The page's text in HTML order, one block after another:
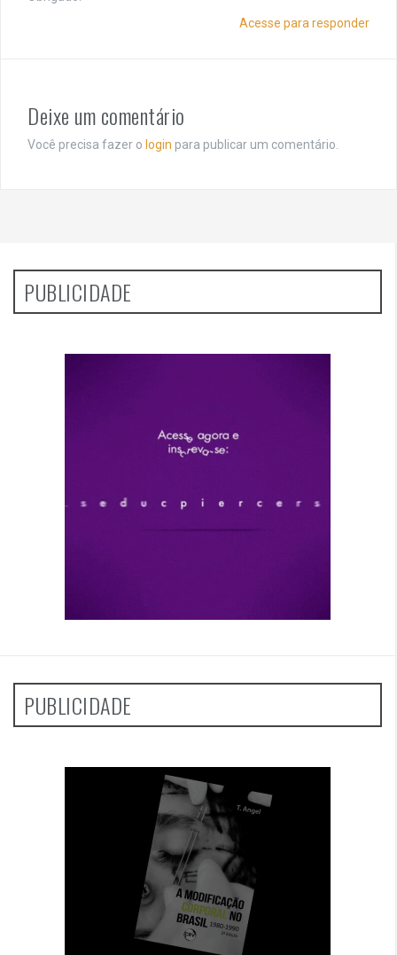
Acesse para responder
Deixe um comentário
Você precisa fazer o login para publicar um comentário.
PUBLICIDADE
PUBLICIDADE